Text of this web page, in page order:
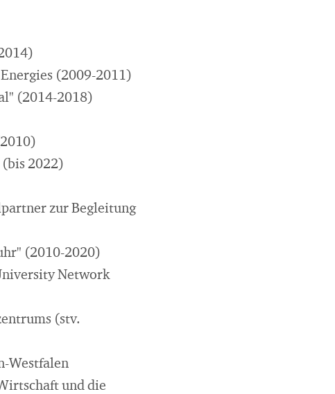
(2009-2011)
(2014-2018)
(bis 2022)
zur Begleitung
(2010-2020)
Network
(stv.
Westfalen
und die